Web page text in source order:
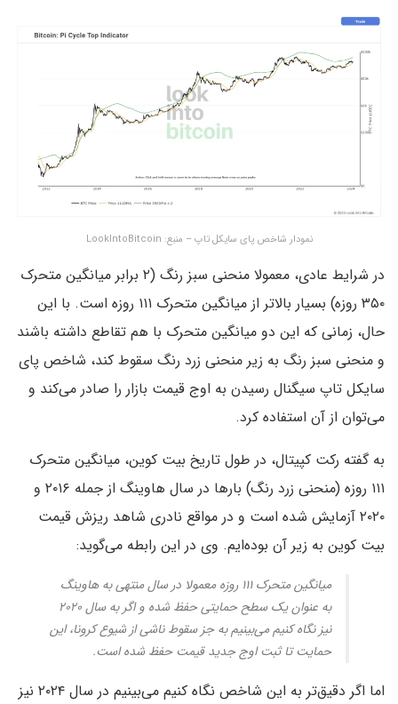
نمودار شاخص پای سایکل تاپ – منبع: LookIntoBitcoin
در شرایط عادی، معمولا منحنی سبز رنگ (۲ برابر میانگین متحرک
۳۵۰ روزه) بسیار بالاتر از میانگین متحرک ۱۱۱ روزه است. با این
حال، زمانی که این دو میانگین متحرک با هم تقاطع داشته باشند
و منحنی سبز رنگ به زیر منحنی زرد رنگ سقوط کند، شاخص پای
سایکل تاپ سیگنال رسیدن به اوج قیمت بازار را صادر می‌کند و
می‌توان از آن استفاده کرد.
به گفته رکت کپیتال، در طول تاریخ بیت کوین، میانگین متحرک
۱۱۱ روزه (منحنی زرد رنگ) بارها در سال هاوینگ از جمله ۲۰۱۶ و
۲۰۲۰ آزمایش شده است و در مواقع نادری شاهد ریزش قیمت
بیت کوین به زیر آن بوده‌ایم. وی در این رابطه می‌گوید:
میانگین متحرک ۱۱۱ روزه معمولا در سال منتهی به هاوینگ
به عنوان یک سطح حمایتی حفظ شده و اگر به سال ۲۰۲۰
نیز نگاه کنیم می‌بینیم به جز سقوط ناشی از شیوع کرونا، این
حمایت تا ثبت اوج جدید قیمت حفظ شده است.
اما اگر دقیق‌تر به این شاخص نگاه کنیم می‌بینیم در سال ۲۰۲۴ نیز